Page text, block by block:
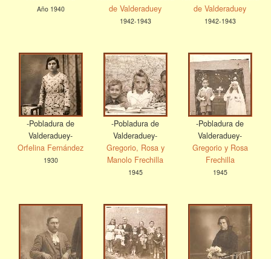
Año 1940
de Valderaduey
1942-1943
de Valderaduey
1942-1943
-Pobladura de
Valderaduey-
Orfelina Fernández
1930
-Pobladura de
Valderaduey-
Gregorio, Rosa y
Manolo Frechilla
1945
-Pobladura de
Valderaduey-
Gregorio y Rosa
Frechilla
1945